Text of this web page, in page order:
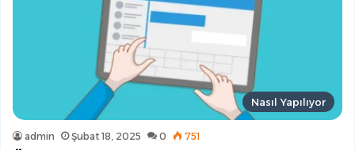
Nasıl Yapılıyor
admin Şubat 18, 2025 0 751